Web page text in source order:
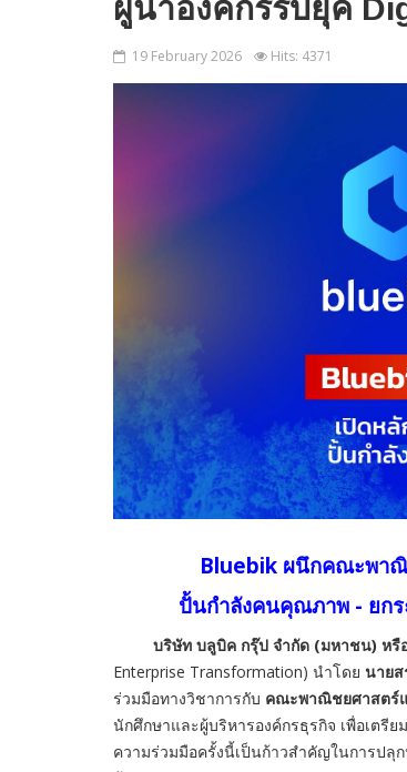
ผู้นำองค์กรรับยุค
19 February 2026 Hits: 4371
Bluebik ผนึกคณะพา
ปั้นกำลังคนคุณภาพ - ยก
บริษัท บลูบิค กรุ๊ป จำกัด (มหาชน) หรื
Enterprise Transformation) นำโดย นาย
ร่วมมือทางวิชาการกับ คณะพาณิชยศาสตร์
นักศึกษาและผู้บริหารองค์กรธุรกิจ เพื่อเตรี
ความร่วมมือครั้งนี้เป็นก้าวสำคัญในการป